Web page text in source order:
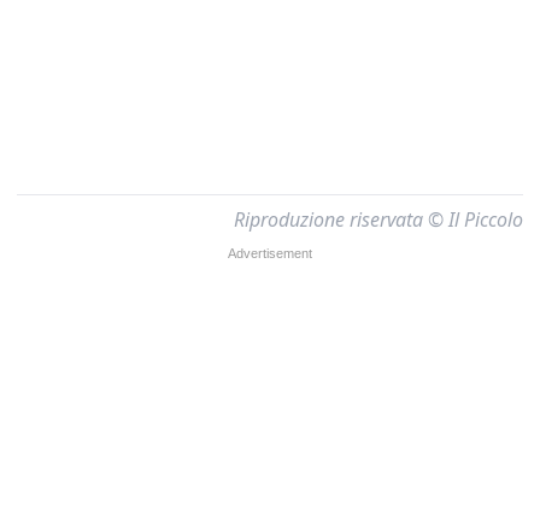
Riproduzione riservata © Il Piccolo